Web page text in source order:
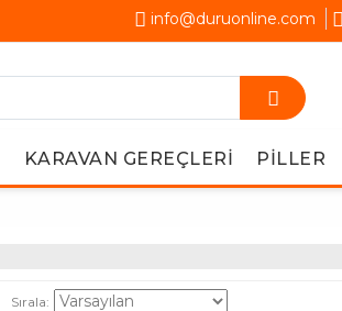
info@duruonline.com
KARAVAN GEREÇLERI PILLER
Sırala: